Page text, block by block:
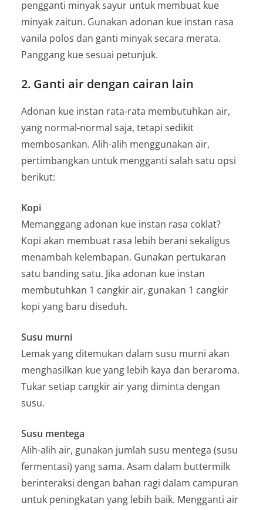
pengganti minyak sayur untuk membuat kue
minyak zaitun. Gunakan adonan kue instan rasa
vanila polos dan ganti minyak secara merata.
Panggang kue sesuai petunjuk.
2. Ganti air dengan cairan lain
Adonan kue instan rata-rata membutuhkan air,
yang normal-normal saja, tetapi sedikit
membosankan. Alih-alih menggunakan air,
pertimbangkan untuk mengganti salah satu opsi
berikut:
Kopi
Memanggang adonan kue instan rasa coklat?
Kopi akan membuat rasa lebih berani sekaligus
menambah kelembapan. Gunakan pertukaran
satu banding satu. Jika adonan kue instan
membutuhkan 1 cangkir air, gunakan 1 cangkir
kopi yang baru diseduh.
Susu murni
Lemak yang ditemukan dalam susu murni akan
menghasilkan kue yang lebih kaya dan beraroma.
Tukar setiap cangkir air yang diminta dengan
susu.
Susu mentega
Alih-alih air, gunakan jumlah susu mentega (susu
fermentasi) yang sama. Asam dalam buttermilk
berinteraksi dengan bahan ragi dalam campuran
untuk peningkatan yang lebih baik. Mengganti air